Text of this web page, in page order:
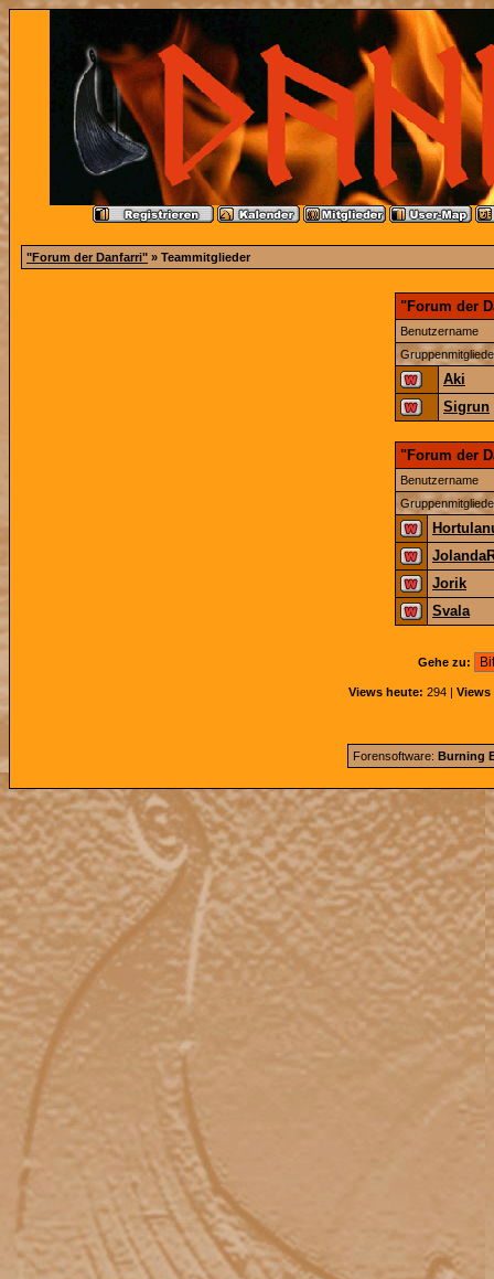
"Forum der Danfarri" » Teammitglieder
"Forum der
Benutzername
Aki
Sigrun
"Forum der
Benutzername
Jorik
Svala
Gehe zu:
Views heute: 294 | Views
Forensoftware: Burning